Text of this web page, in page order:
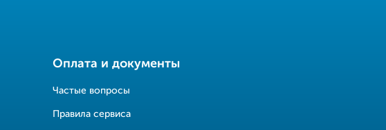
Оплата и документы
Частые вопросы
Правила сервиса